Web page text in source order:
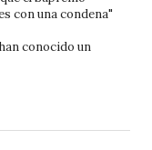
con una condena"
conocido un